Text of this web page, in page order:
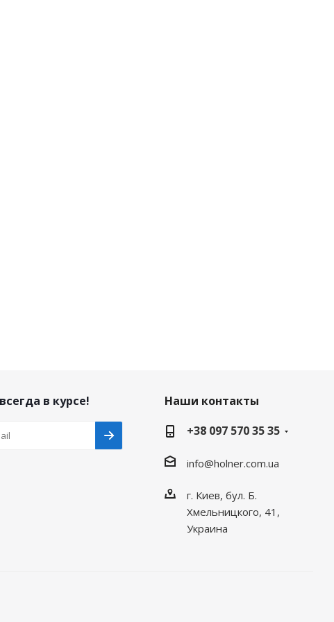
в курсе!
Наши контакты
+38 097 570 35 35
info@holner.com.ua
г. Киев, бул. Б.
Хмельницкого, 41,
Украина